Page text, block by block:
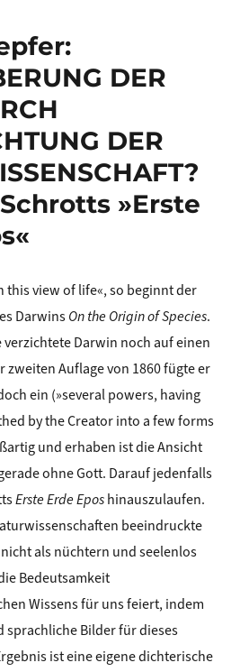
DER
DER
»Erste
this view of life«, so beginnt der
DarwinsOn the Origin of Species.
verzichtete Darwin noch auf einen
zweiten Auflage von 1860 fügte er
ein (»several powers, having
by the Creator into a few forms
und erhaben ist die Ansicht
ohne Gott. Darauf jedenfalls
Erste ErdeEposhinauszulaufen.
beeindruckte
als nüchtern und seelenlos
Bedeutsamkeit
Wissens für uns feiert, indem
sprachliche Bilder für dieses
ist eine eigene dichterische